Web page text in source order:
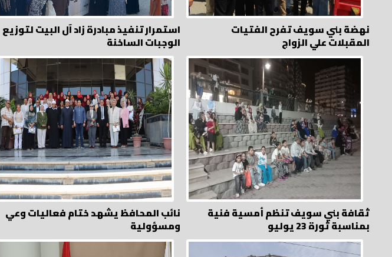
نهضة بني سويف تفرح الفتيات
المقبلات علي الزواج
استمرار تنفيذ مبادرة زاد آل البيت لتوزيع
الوجبات الساخنة
ثقافة بني سويف تنظم أمسية فنية
بمناسبة ثورة 23 يوليو
نائب المحافظ يشهد ختام فعاليات وعي
ومسؤولية